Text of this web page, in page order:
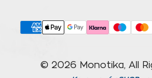
© 2026 Monotika, All